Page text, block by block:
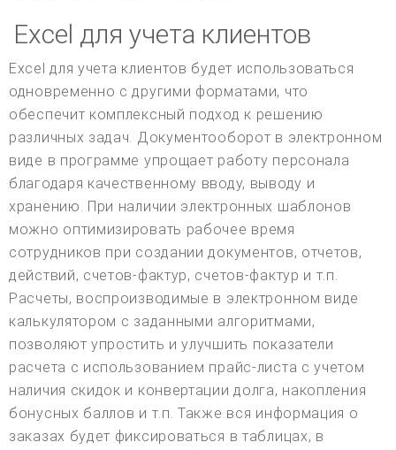
Excel для учета клиентов
Excel для учета клиентов будет использоваться
одновременно с другими форматами, что
обеспечит комплексный подход к решению
различных задач. Документооборот в электронном
виде в программе упрощает работу персонала
благодаря качественному вводу, выводу и
хранению. При наличии электронных шаблонов
можно оптимизировать рабочее время
сотрудников при создании документов, отчетов,
действий, счетов-фактур, счетов-фактур и т.п.
Расчеты, воспроизводимые в электронном виде
калькулятором с заданными алгоритмами,
позволяют упростить и улучшить показатели
расчета с использованием прайс-листа с учетом
наличия скидок и конвертации долга, накопления
бонусных баллов и т.п. Также вся информация о
заказах будет фиксироваться в таблицах, в